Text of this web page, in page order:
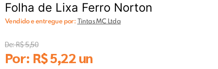
Folha de Lixa Ferro Norton
Vendido e entregue por: Tintas MC Ltda
De:R$5,50
Por: R$5,22un